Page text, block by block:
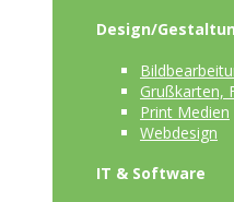
Design/
Grußkarten,
Print Medien
Webdesign
IT & Software